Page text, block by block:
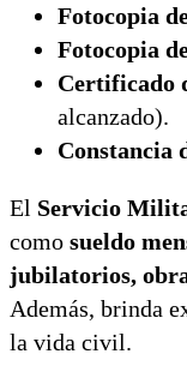
Fotocopia
Fotocopia
Certificado
alcanzado).
Constancia
El Servicio
como sueldo
jubilatorios,
Además, brinda
la vida civil.